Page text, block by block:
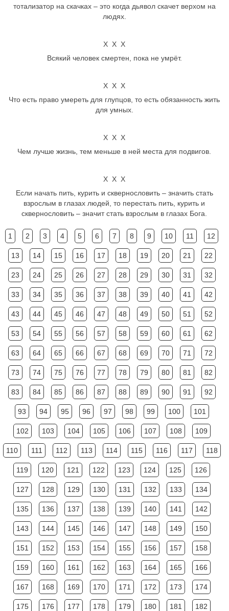
тотализатор на скачках – это когда дьявол скачет верхом на
людях.
Х Х Х
Всякий человек смертен, пока не умрёт.
Х Х Х
Что есть право умереть для глупцов, то есть обязанность жить
для умных.
Х Х Х
Чем лучше жизнь, тем меньше в ней места для подвигов.
Х Х Х
Если начать пить, курить и сквернословить – значить стать
взрослым в глазах людей, то перестать пить, курить и
сквернословить – значит стать взрослым в глазах Бога.
1 2 3 4 5 6 7 8 9 10 11 12
13 14 15 16 17 18 19 20 21 22
23 24 25 26 27 28 29 30 31 32
33 34 35 36 37 38 39 40 41 42
43 44 45 46 47 48 49 50 51 52
53 54 55 56 57 58 59 60 61 62
63 64 65 66 67 68 69 70 71 72
73 74 75 76 77 78 79 80 81 82
83 84 85 86 87 88 89 90 91 92
93 94 95 96 97 98 99 100 101
102 103 104 105 106 107 108 109
110 111 112 113 114 115 116 117 118
119 120 121 122 123 124 125 126
127 128 129 130 131 132 133 134
135 136 137 138 139 140 141 142
143 144 145 146 147 148 149 150
151 152 153 154 155 156 157 158
159 160 161 162 163 164 165 166
167 168 169 170 171 172 173 174
175 176 177 178 179 180 181 182